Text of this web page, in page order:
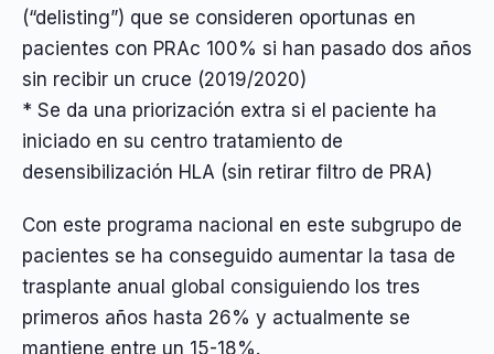
(“delisting”) que se consideren oportunas en
pacientes con PRAc 100% si han pasado dos años
sin recibir un cruce (2019/2020)
* Se da una priorización extra si el paciente ha
iniciado en su centro tratamiento de
desensibilización HLA (sin retirar filtro de PRA)
Con este programa nacional en este subgrupo de
pacientes se ha conseguido aumentar la tasa de
trasplante anual global consiguiendo los tres
primeros años hasta 26% y actualmente se
mantiene entre un 15-18%.